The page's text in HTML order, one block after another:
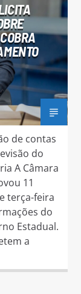
de contas
do
A Câmara
11
terça-feira
do
Estadual.
a